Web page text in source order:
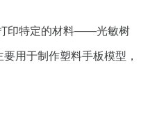
印特定的材料——光敏树
用于制作塑料手板模型，